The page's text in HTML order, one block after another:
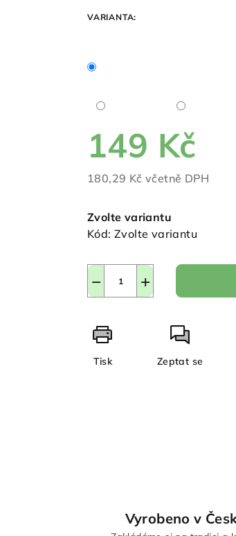
VARIANTA:
149 Kč
180,29 Kč včetně DPH
cena:
Zvolte variantu
Kód: Zvolte variantu
+
−
Tisk Zeptat se
Vyrobeno v